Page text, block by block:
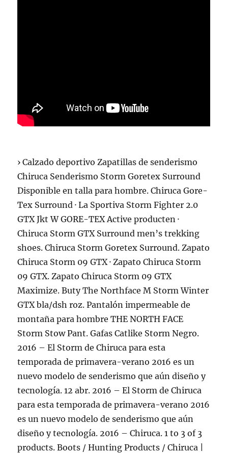
› Calzado deportivo Zapatillas de senderismo
Chiruca Senderismo Storm Goretex Surround
Disponible en talla para hombre. Chiruca Gore-
Tex Surround · La Sportiva Storm Fighter 2.0
GTX Jkt W GORE-TEX Active producten ·
Chiruca Storm GTX Surround men’s trekking
shoes. Chiruca Storm Goretex Surround. Zapato
Chiruca Storm 09 GTX · Zapato Chiruca Storm
09 GTX. Zapato Chiruca Storm 09 GTX
Maximize. Buty The Northface M Storm Winter
GTX bla/dsh roz. Pantalón impermeable de
montaña para hombre THE NORTH FACE
Storm Stow Pant. Gafas Catlike Storm Negro.
2016 – El Storm de Chiruca para esta
temporada de primavera-verano 2016 es un
nuevo modelo de senderismo que aún diseño y
tecnología. 12 abr. 2016 – El Storm de Chiruca
para esta temporada de primavera-verano 2016
es un nuevo modelo de senderismo que aún
diseño y tecnología. 2016 – Chiruca. 1 to 3 of 3
products. Boots / Hunting Products / Chiruca |